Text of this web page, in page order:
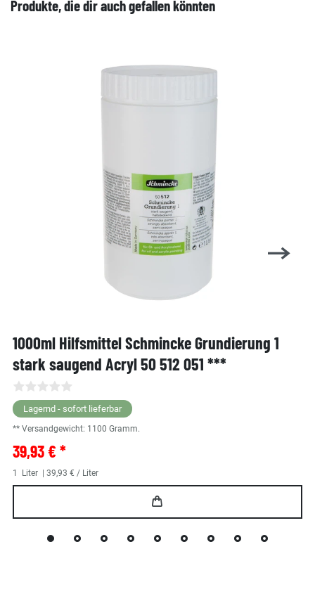
Produkte, die dir auch gefallen könnten
1000ml Hilfsmittel Schmincke Grundierung 1
stark saugend Acryl 50 512 051 ***
Lagernd - sofort lieferbar
** Versandgewicht: 1100 Gramm.
39,93 € *
1 Liter | 39,93 € / Liter